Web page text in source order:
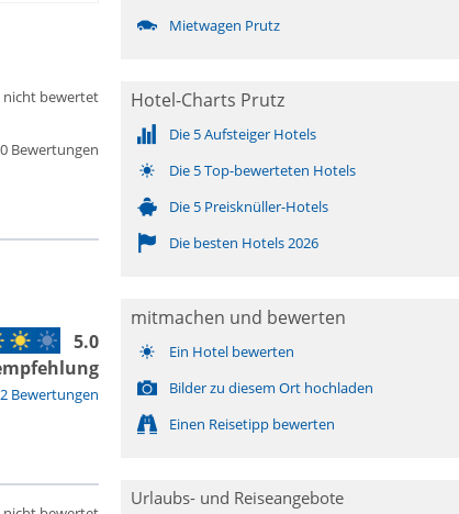
0 Bewertungen
nicht bewertet
2 Bewertungen
5.0
Mietwagen Prutz
Hotel-Charts Prutz
Die 5 Aufsteiger Hotels
Die 5 Top-bewerteten Hotels
Die 5 Preisknüller-Hotels
Die besten Hotels 2026
mitmachen und bewerten
Ein Hotel bewerten
Bilder zu diesem Ort hochladen
Einen Reisetipp bewerten
Urlaubs- und Reiseangebote